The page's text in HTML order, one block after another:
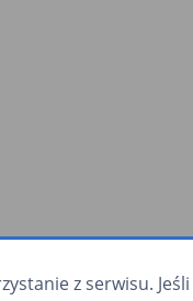
z serwisu.